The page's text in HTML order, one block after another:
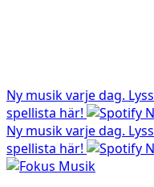
Ny musik varje dag.
spellista här!
Ny musik varje dag.
spellista här!